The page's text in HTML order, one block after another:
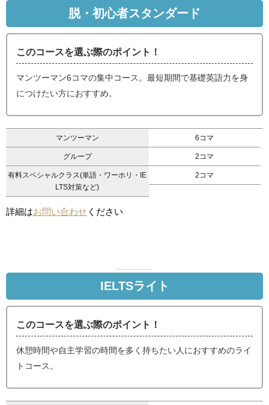
脱・初心者スタンダード
このコースを選ぶ際のポイント！
マンツーマン6コマの集中コース。最短期間で基礎英語力を身
につけたい方におすすめ。
マンツーマン 6コマ
グループ 2コマ
有料スペシャルクラス(単語・ワーホリ・IE
LTS対策など)
2コマ
詳細はお問い合わせ ください
IELTSライト
このコースを選ぶ際のポイント！
休憩時間や自主学習の時間を多く持ちたい人におすすめのライ
トコース。